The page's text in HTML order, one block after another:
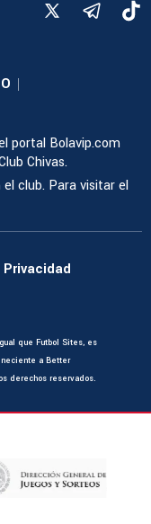
|
portal Bolavip.com
Chivas.
club. Para visitar el
que Futbol Sites, es
a Better
derechos reservados.